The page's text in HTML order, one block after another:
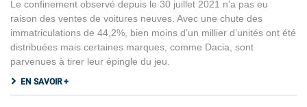
Le confinement observé depuis le 30 juillet 2021 n’a pas eu
raison des ventes de voitures neuves. Avec une chute des
immatriculations de 44,2%, bien moins d’un millier d’unités ont été
distribuées mais certaines marques, comme Dacia, sont
parvenues à tirer leur épingle du jeu.
EN SAVOIR +